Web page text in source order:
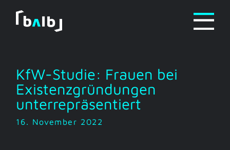
Inhalt
springen
KfW-Studie: Frauen bei
Existenzgründungen
unterrepräsentiert
16. November 2022